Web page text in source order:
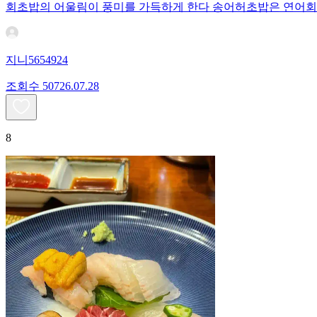
회초밥의 어울림이 풍미를 가득하게 한다 송어허초밥은 연어
지니5654924
조회수 50726.07.28
8